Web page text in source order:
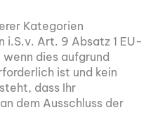
Kategorien
i.S.v. Art. 9 Absatz 1 EU-
dies aufgrund
ist und kein
dass Ihr
dem Ausschluss der